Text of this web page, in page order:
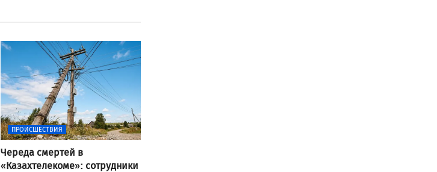
ПРОИСШЕСТВИЯ
Череда смертей в
«Казахтелекоме»: сотрудники